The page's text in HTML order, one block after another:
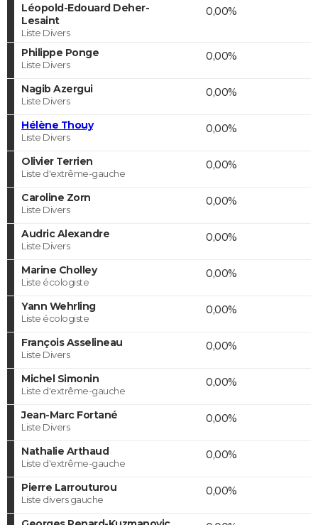
Léopold-Edouard Deher-
Lesaint
Liste Divers
0,00%
Philippe Ponge
Liste Divers
0,00%
Nagib Azergui
Liste Divers
0,00%
Hélène Thouy
Liste Divers
0,00%
Olivier Terrien
Liste d'extrême-gauche
0,00%
Caroline Zorn
Liste Divers
0,00%
Audric Alexandre
Liste Divers
0,00%
Marine Cholley
Liste écologiste
0,00%
Yann Wehrling
Liste écologiste
0,00%
François Asselineau
Liste Divers
0,00%
Michel Simonin
Liste d'extrême-gauche
0,00%
Jean-Marc Fortané
Liste Divers
0,00%
Nathalie Arthaud
Liste d'extrême-gauche
0,00%
Pierre Larrouturou
Liste divers gauche
0,00%